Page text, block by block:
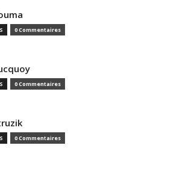
0 Commentaires
0 Commentaires
0 Commentaires